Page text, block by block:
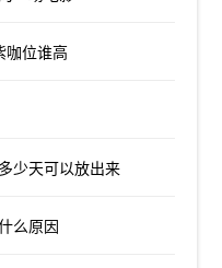
咖位谁高
少天可以放出来
么原因